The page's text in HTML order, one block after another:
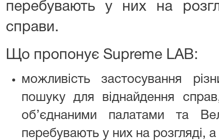
перебувають у них на
справи.
Що пропонує Supreme LAB:
можливість застосування
пошуку для віднайдення
об’єднаними палатами та
перебувають у них на розгляді,